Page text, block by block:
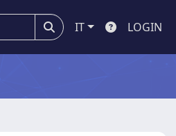
IT LOGIN